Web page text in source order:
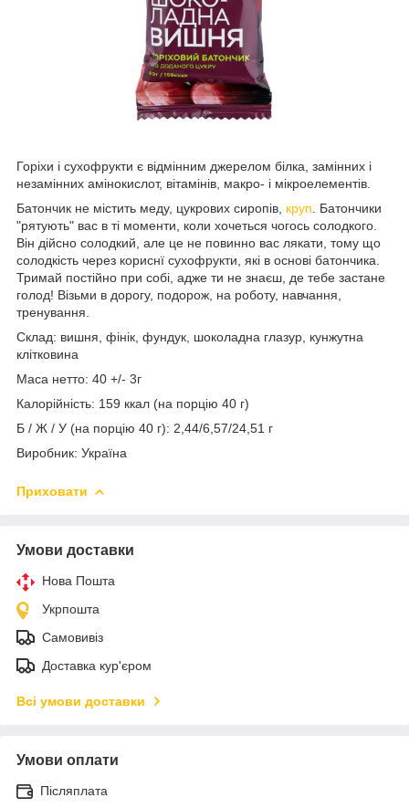
Горіхи і сухофрукти є відмінним джерелом білка, замінних і
незамінних амінокислот, вітамінів, макро- і мікроелементів.
Батончик не містить меду, цукрових сиропів, круп . Батончики
"рятують" вас в ті моменти, коли хочеться чогось солодкого.
Він дійсно солодкий, але це не повинно вас лякати, тому що
солодкість через кориснї сухофрукти, які в основі батончика.
Тримай постійно при собі, адже ти не знаєш, де тебе застане
голод! Візьми в дорогу, подорож, на роботу, навчання,
тренування.
Склад: вишня, фінік, фундук, шоколадна глазур, кунжутна
клітковина
Маса нетто: 40 +/- 3г
Калорійність: 159 ккал (на порцію 40 г)
Б / Ж / У (на порцію 40 г): 2,44/6,57/24,51 г
Виробник: Україна
Приховати
Умови доставки
Нова Пошта
Укрпошта
Самовивіз
Доставка кур'єром
Всі умови доставки
Умови оплати
Післяплата